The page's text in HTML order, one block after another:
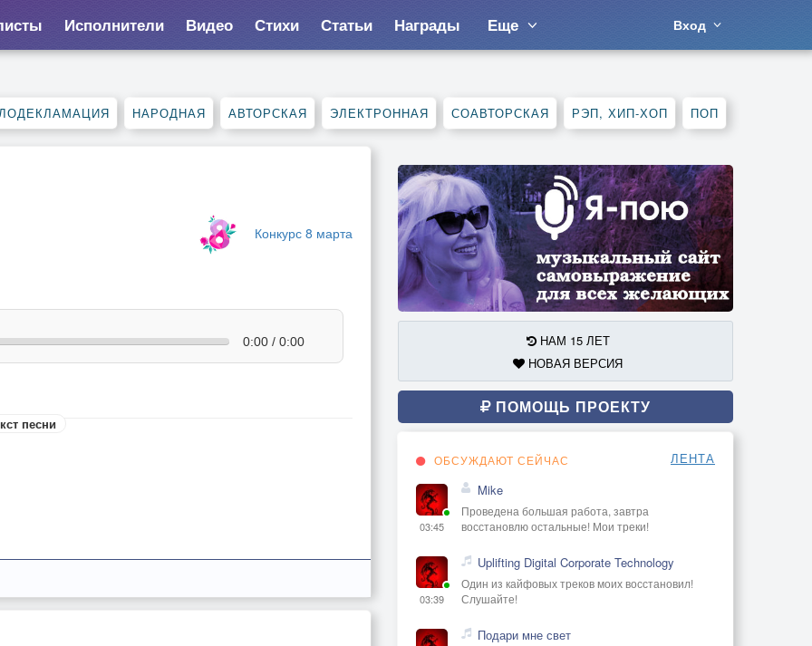
Исполнители Видео Стихи Статьи Награды Еще Вход
НАРОДНАЯ АВТОРСКАЯ ЭЛЕКТРОННАЯ СОАВТОРСКАЯ РЭП, ХИП-ХОП ПОП
Конкурс 8 марта
0:00 / 0:00
песни
НАМ 15 ЛЕТ
НОВАЯ ВЕРСИЯ
ПОМОЩЬ ПРОЕКТУ
ОБСУЖДАЮТ СЕЙЧАС ЛЕНТА
03:45
Mike
Проведена большая работа, завтра
восстановлю остальные! Мои треки!
03:39
Uplifting Digital Corporate Technology
Один из кайфовых треков моих восстановил!
Слушайте!
Подари мне свет